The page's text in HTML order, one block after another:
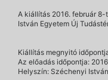
A kiállítás 2016. február
István Egyetem Új
Kiállítás megnyitó
Az előadás időpontja:
Helyszín: Széchenyi